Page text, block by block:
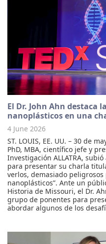
El Dr. John Ahn destaca
nanoplásticos en una
4 June 2026
ST. LOUIS, EE. UU. – 30 de
PhD, MBA, científico jefe y
Investigación ALLATRA,
para presentar su charla
verlos, demasiado
nanoplásticos”. Ante un
Historia de Missouri, el Dr.
grupo de ponentes para
abordar algunos de los